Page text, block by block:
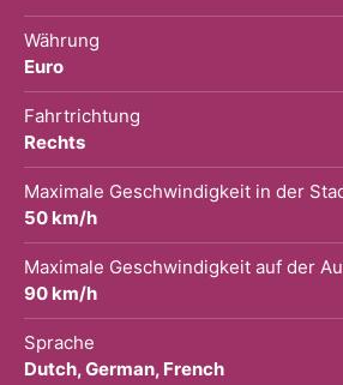
Währung
Euro
Fahrtrichtung
Rechts
Maximale Geschwindigkeit in der
50 km/h
Maximale Geschwindigkeit auf der
90 km/h
Sprache
Dutch, German, French